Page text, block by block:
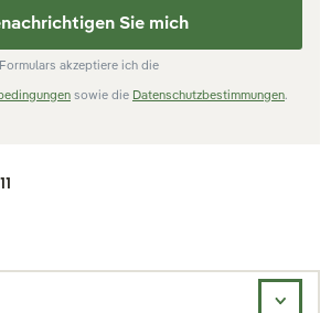
Sie mich
akzeptiere ich die
sowie die Datenschutzbestimmungen.